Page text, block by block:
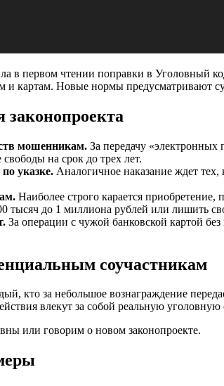
в первом чтении поправки в
и картам. Новые нормы предусматривают
мошенникам. За передачу
на срок до трех лет.
указке. Аналогичное наказание ждет
Наиболее строго карается
тысяч до 1 миллиона рублей или лишить
За операции с чужой банковской картой
соучастникам
кто за небольшое вознаграждение
влекут за собой реальную
или говорим о новом законопроекте.